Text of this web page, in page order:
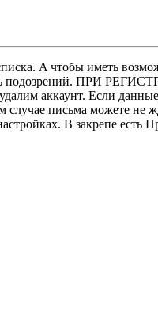
A чтобы иметь
подозрений. ПРИ
аккаунт. Если
случае письма можете не
В закрепе есть